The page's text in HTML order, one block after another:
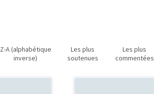
Z-A (alphabétique
inverse)
Les plus
soutenues
Les plus
commentées